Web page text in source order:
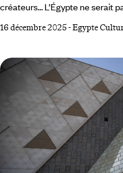
créateurs… L’Égypte ne serait
s’approcher. Ce florilège
l’archéologue britannique
découvre sa tombe, intacte.
16 décembre 2025-Egypte